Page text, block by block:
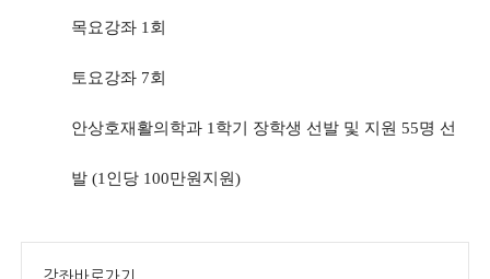
목요강좌 1회
토요강좌 7회
안상호재활의학과 1학기 장학생 선발 및 지원 55명 선
발 (1인당 100만원지원)